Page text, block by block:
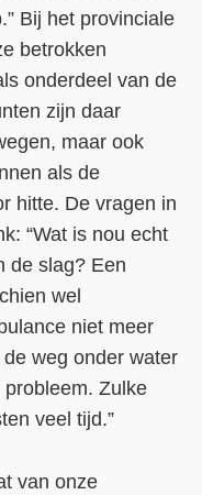
Bij het provinciale
betrokken
onderdeel van de
zijn daar
maar ook
als de
hitte. De vragen in
“Wat is nou echt
de slag? Een
wel
niet meer
weg onder water
Zulke
veel tijd.”
van onze